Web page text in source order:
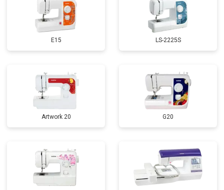
E15 LS-2225S
Artwork 20 G20